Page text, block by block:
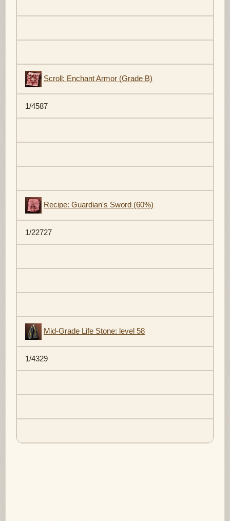
Scroll: Enchant Armor (Grade B)
1/4587
Recipe: Guardian's Sword (60%)
1/22727
Mid-Grade Life Stone: level 58
1/4329